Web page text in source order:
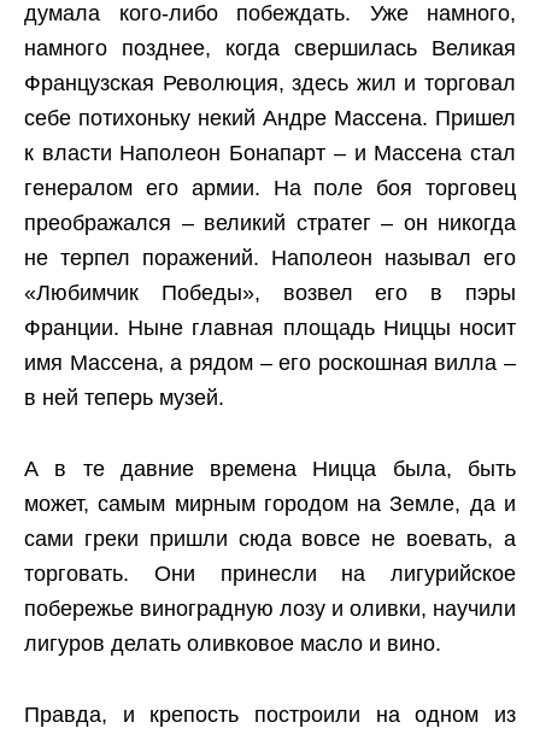
думала кого-либо побеждать. Уже намного,
намного позднее, когда свершилась Великая
Французская Революция, здесь жил и торговал
себе потихоньку некий Андре Массена. Пришел
к власти Наполеон Бонапарт – и Массена стал
генералом его армии. На поле боя торговец
преображался – великий стратег – он никогда
не терпел поражений. Наполеон называл его
«Любимчик Победы», возвел его в пэры
Франции. Ныне главная площадь Ниццы носит
имя Массена, а рядом – его роскошная вилла –
в ней теперь музей.
А в те давние времена Ницца была, быть
может, самым мирным городом на Земле, да и
сами греки пришли сюда вовсе не воевать, а
торговать. Они принесли на лигурийское
побережье виноградную лозу и оливки, научили
лигуров делать оливковое масло и вино.
Правда, и крепость построили на одном из